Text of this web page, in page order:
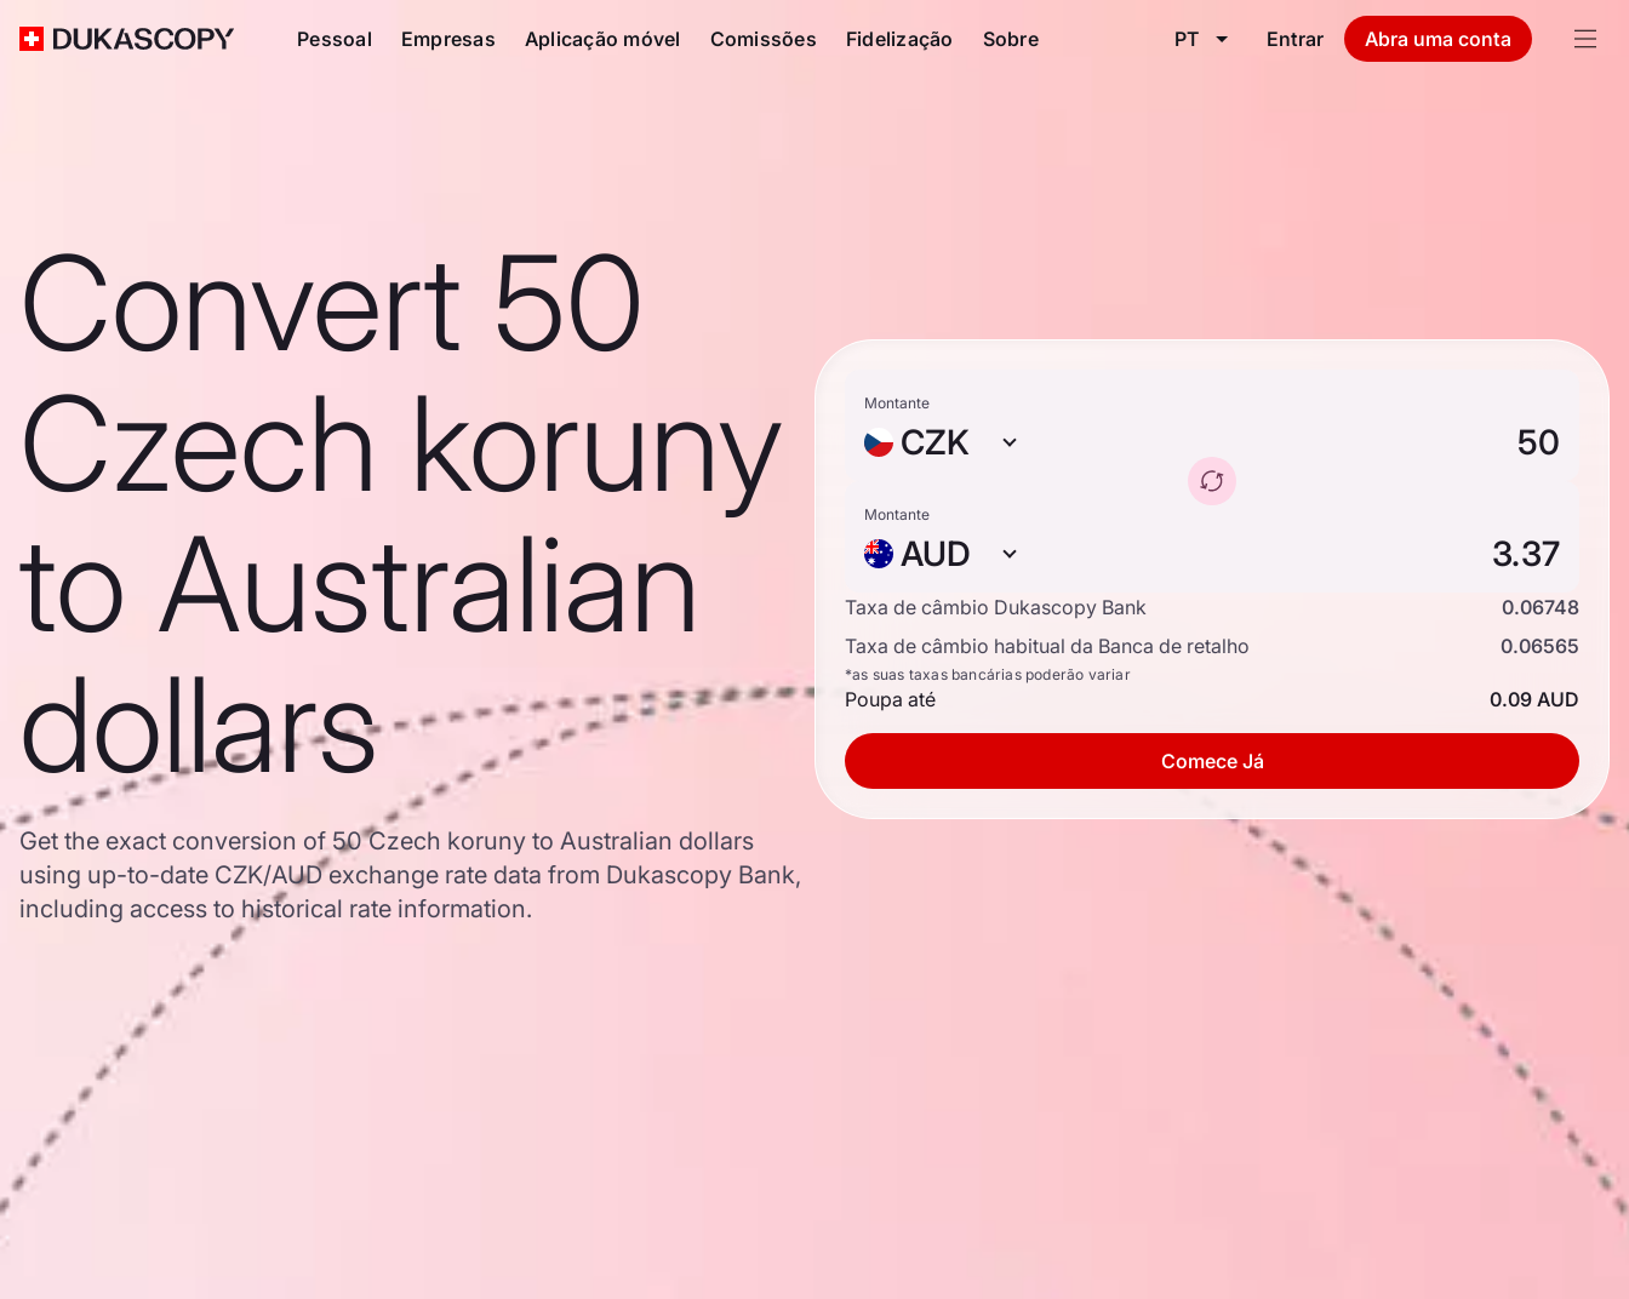
Pessoal Empresas Aplicação móvel Comissões Fidelização Sobre PT Entrar Abra uma conta
Convert 50
Czech koruny
to Australian
dollars
Get the exact conversion of 50 Czech koruny to Australian dollars
using up-to-date CZK/AUD exchange rate data from Dukascopy Bank,
including access to historical rate information.
Montante
CZK
Montante
AUD
Taxa de câmbio Dukascopy Bank
0.06748
Taxa de câmbio habitual da Banca de retalho
0.06565
*as suas taxas bancárias poderão variar
Poupa até 0.09 AUD
Comece Já